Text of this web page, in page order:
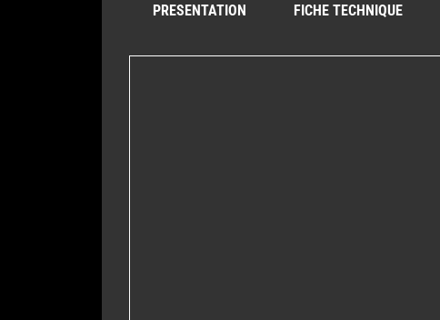
PRESENTATION FICHE TECHNIQUE